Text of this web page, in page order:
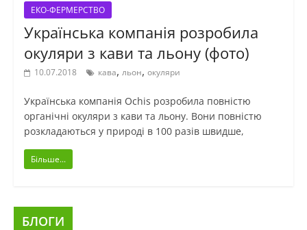
ЕКО-ФЕРМЕРСТВО
Українська компанія розробила
окуляри з кави та льону (фото)
10.07.2018 кава, льон, окуляри
Українська компанія Ochis розробила повністю
органічні окуляри з кави та льону. Вони повністю
розкладаються у природі в 100 разів швидше,
Більше...
БЛОГИ